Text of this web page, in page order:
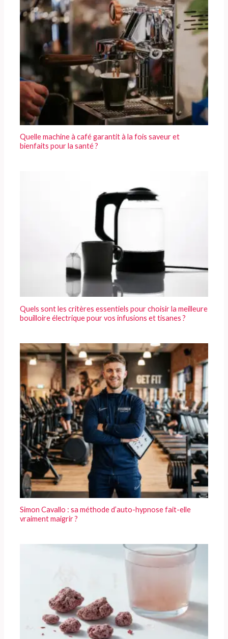
Quelle machine à café garantit à la fois saveur et
bienfaits pour la santé ?
Quels sont les critères essentiels pour choisir la meilleure
bouilloire électrique pour vos infusions et tisanes ?
Simon Cavallo : sa méthode d’auto-hypnose fait-elle
vraiment maigrir ?